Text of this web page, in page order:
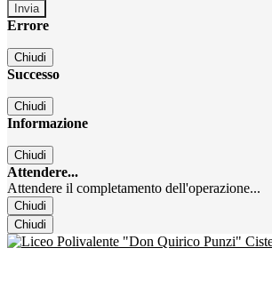
Errore
Chiudi
Successo
Chiudi
Informazione
Chiudi
Attendere...
Attendere il completamento dell'operazione...
Chiudi
Chiudi